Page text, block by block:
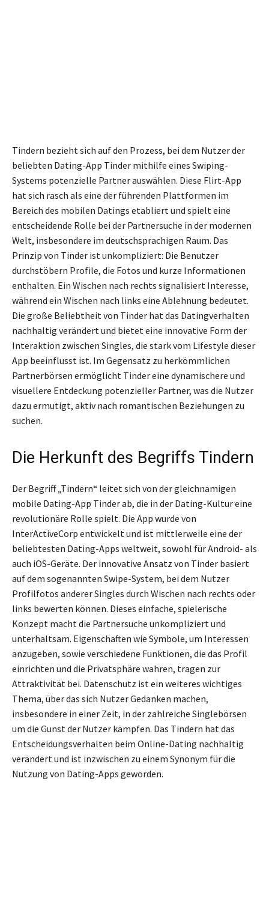
Tindern bezieht sich auf den Prozess, bei dem Nutzer der
beliebten Dating-App Tinder mithilfe eines Swiping-
Systems potenzielle Partner auswählen. Diese Flirt-App
hat sich rasch als eine der führenden Plattformen im
Bereich des mobilen Datings etabliert und spielt eine
entscheidende Rolle bei der Partnersuche in der modernen
Welt, insbesondere im deutschsprachigen Raum. Das
Prinzip von Tinder ist unkompliziert: Die Benutzer
durchstöbern Profile, die Fotos und kurze Informationen
enthalten. Ein Wischen nach rechts signalisiert Interesse,
während ein Wischen nach links eine Ablehnung bedeutet.
Die große Beliebtheit von Tinder hat das Datingverhalten
nachhaltig verändert und bietet eine innovative Form der
Interaktion zwischen Singles, die stark vom Lifestyle dieser
App beeinflusst ist. Im Gegensatz zu herkömmlichen
Partnerbörsen ermöglicht Tinder eine dynamischere und
visuellere Entdeckung potenzieller Partner, was die Nutzer
dazu ermutigt, aktiv nach romantischen Beziehungen zu
suchen.
Die Herkunft des Begriffs Tindern
Der Begriff „Tindern“ leitet sich von der gleichnamigen
mobile Dating-App Tinder ab, die in der Dating-Kultur eine
revolutionäre Rolle spielt. Die App wurde von
InterActiveCorp entwickelt und ist mittlerweile eine der
beliebtesten Dating-Apps weltweit, sowohl für Android- als
auch iOS-Geräte. Der innovative Ansatz von Tinder basiert
auf dem sogenannten Swipe-System, bei dem Nutzer
Profilfotos anderer Singles durch Wischen nach rechts oder
links bewerten können. Dieses einfache, spielerische
Konzept macht die Partnersuche unkompliziert und
unterhaltsam. Eigenschaften wie Symbole, um Interessen
anzugeben, sowie verschiedene Funktionen, die das Profil
einrichten und die Privatsphäre wahren, tragen zur
Attraktivität bei. Datenschutz ist ein weiteres wichtiges
Thema, über das sich Nutzer Gedanken machen,
insbesondere in einer Zeit, in der zahlreiche Singlebörsen
um die Gunst der Nutzer kämpfen. Das Tindern hat das
Entscheidungsverhalten beim Online-Dating nachhaltig
verändert und ist inzwischen zu einem Synonym für die
Nutzung von Dating-Apps geworden.